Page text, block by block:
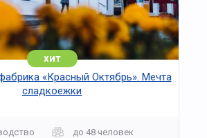
хит
«Красный Октябрь». Мечта
сладкоежки
до 48 человек